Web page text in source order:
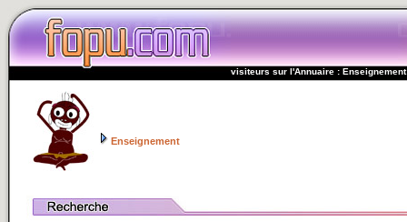
visiteurs sur l'Annuaire : Enseignement
Enseignement